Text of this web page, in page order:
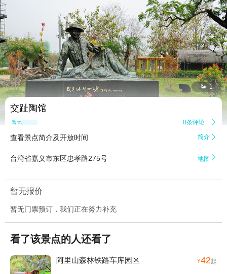
 1
交趾陶馆
暂无点评 0条评论 
查看景点简介及开放时间 简介 
台湾省嘉义市东区忠孝路275号 地图 
暂无报价
暂无门票预订，我们正在努力补充
看了该景点的人还看了
阿里山森林铁路车库园区 ¥42起